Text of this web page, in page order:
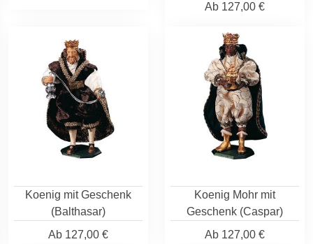
Ab 127,00 €
Koenig mit Geschenk
(Balthasar)
Ab 127,00 €
Koenig Mohr mit
Geschenk (Caspar)
Ab 127,00 €